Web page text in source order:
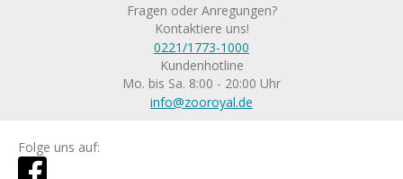
Fragen oder Anregungen?
Kontaktiere uns!
0221/1773-1000
Kundenhotline
Mo. bis Sa. 8:00 - 20:00 Uhr
info@zooroyal.de
Folge uns auf: